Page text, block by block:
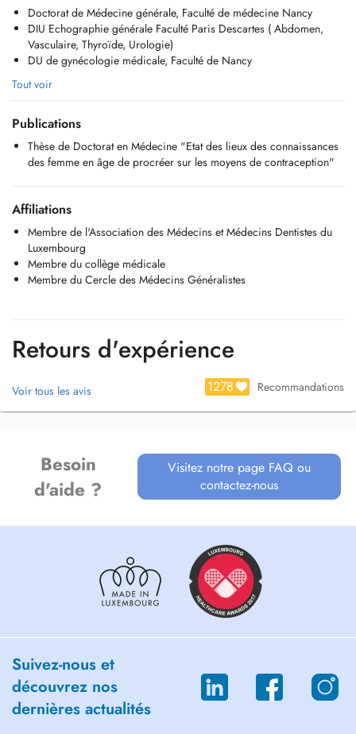
Doctorat de Médecine générale, Faculté de médecine Nancy
DIU Echographie générale Faculté Paris Descartes ( Abdomen,
Vasculaire, Thyroïde, Urologie)
DU de gynécologie médicale, Faculté de Nancy
Tout voir
Publications
Thèse de Doctorat en Médecine "Etat des lieux des connaissances
des femme en âge de procréer sur les moyens de contraception"
Affiliations
Membre de l'Association des Médecins et Médecins Dentistes du
Luxembourg
Membre du collège médicale
Membre du Cercle des Médecins Généralistes
Retours d'expérience
Voir tous les avis 1278 Recommandations
Besoin
d'aide ?
Visitez notre page FAQ ou
contactez-nous
Suivez-nous et
découvrez nos
dernières actualités